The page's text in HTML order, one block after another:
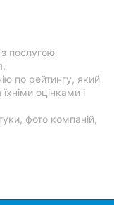
послугою
по рейтингу, який
оцінками і
фото компаній,